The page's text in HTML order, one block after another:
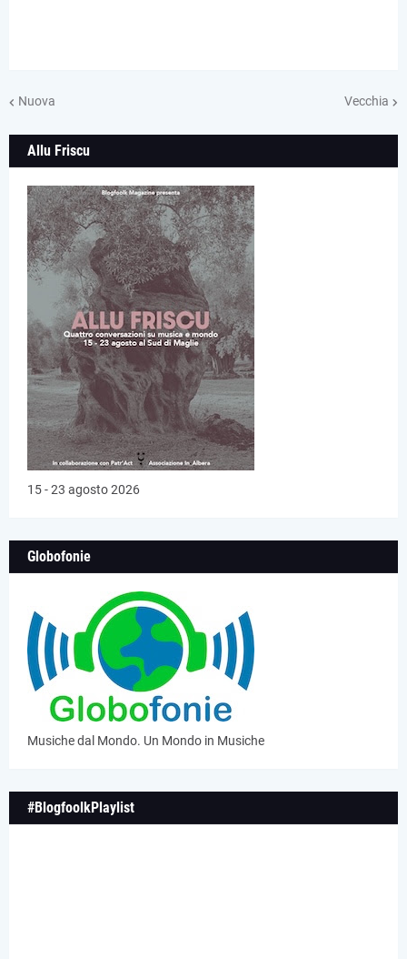
Nuova Vecchia
Allu Friscu
15 - 23 agosto 2026
Globofonie
Musiche dal Mondo. Un Mondo in Musiche
#BlogfoolkPlaylist